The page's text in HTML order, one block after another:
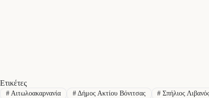
Ετικέτες
#Αιτωλοακαρνανία #Δήμος Ακτίου Βόνιτσας # Σπήλιος Λιβανός